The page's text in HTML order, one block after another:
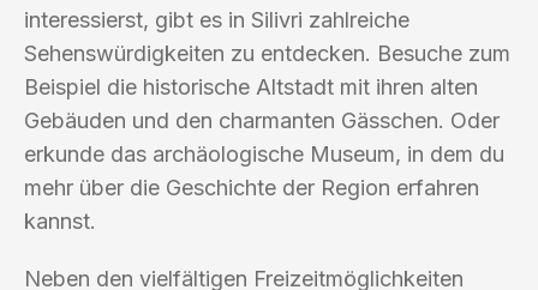
interessierst, gibt es in Silivri zahlreiche
Sehenswürdigkeiten zu entdecken. Besuche zum
Beispiel die historische Altstadt mit ihren alten
Gebäuden und den charmanten Gässchen. Oder
erkunde das archäologische Museum, in dem du
mehr über die Geschichte der Region erfahren
kannst.
Neben den vielfältigen Freizeitmöglichkeiten